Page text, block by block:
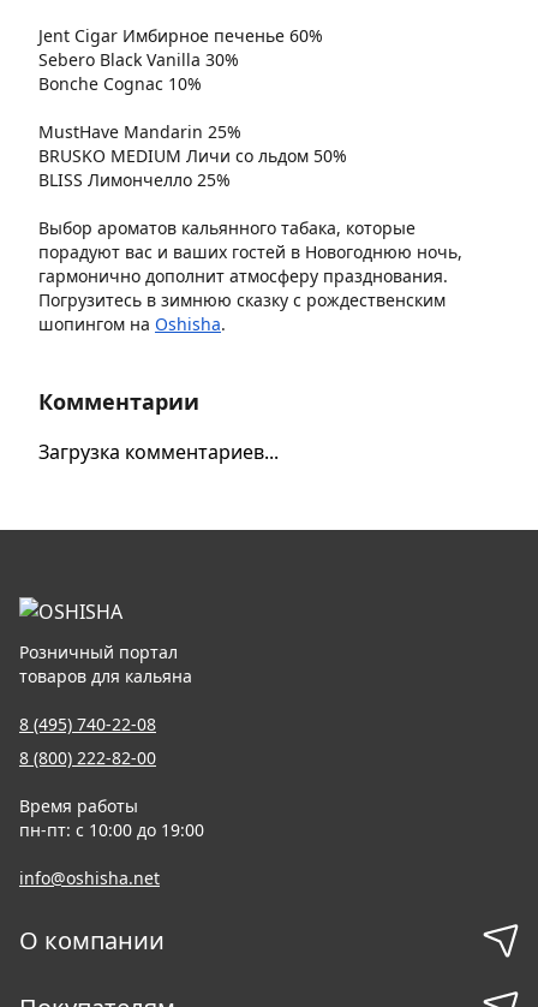
Jent Cigar Имбирное печенье 60%
Sebero Black Vanilla 30%
Bonche Cognac 10%
MustHave Mandarin 25%
BRUSKO MEDIUM Личи со льдом 50%
BLISS Лимончелло 25%
Выбор ароматов кальянного табака, которые
порадуют вас и ваших гостей в Новогоднюю ночь,
гармонично дополнит атмосферу празднования.
Погрузитесь в зимнюю сказку с рождественским
шопингом на Oshisha.
Комментарии
Загрузка комментариев...
Розничный портал
товаров для кальяна
8 (495) 740-22-08
8 (800) 222-82-00
Время работы
пн-пт: с 10:00 до 19:00
info@oshisha.net
О компании